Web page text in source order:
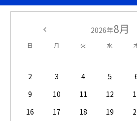
2026年8月
日 月 火 水
2
3 4 5
9
10 11 12
16
17 18 19